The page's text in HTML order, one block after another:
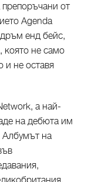
от
Agenda
енд бейс,
която не само
и не оставя
а най-
на дебюта им
Албумът на